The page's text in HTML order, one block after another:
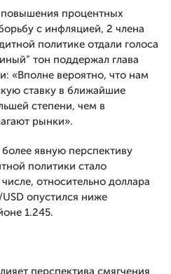
процентных
с инфляцией, 2 члена
политике отдали голоса
тон поддержал глава
«Вполне вероятно, что нам
ставку в ближайшие
степени, чем в
рынки».
явную перспективу
политики стало
относительно доллара
опустился ниже
1.245.
перспектива смягчения